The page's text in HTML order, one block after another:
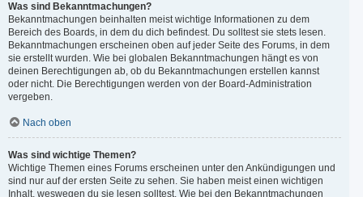
Was sind Bekanntmachungen?
Bekanntmachungen beinhalten meist wichtige Informationen zu dem
Bereich des Boards, in dem du dich befindest. Du solltest sie stets lesen.
Bekanntmachungen erscheinen oben auf jeder Seite des Forums, in dem
sie erstellt wurden. Wie bei globalen Bekanntmachungen hängt es von
deinen Berechtigungen ab, ob du Bekanntmachungen erstellen kannst
oder nicht. Die Berechtigungen werden von der Board-Administration
vergeben.
Nach oben
Was sind wichtige Themen?
Wichtige Themen eines Forums erscheinen unter den Ankündigungen und
sind nur auf der ersten Seite zu sehen. Sie haben meist einen wichtigen
Inhalt, weswegen du sie lesen solltest. Wie bei den Bekanntmachungen